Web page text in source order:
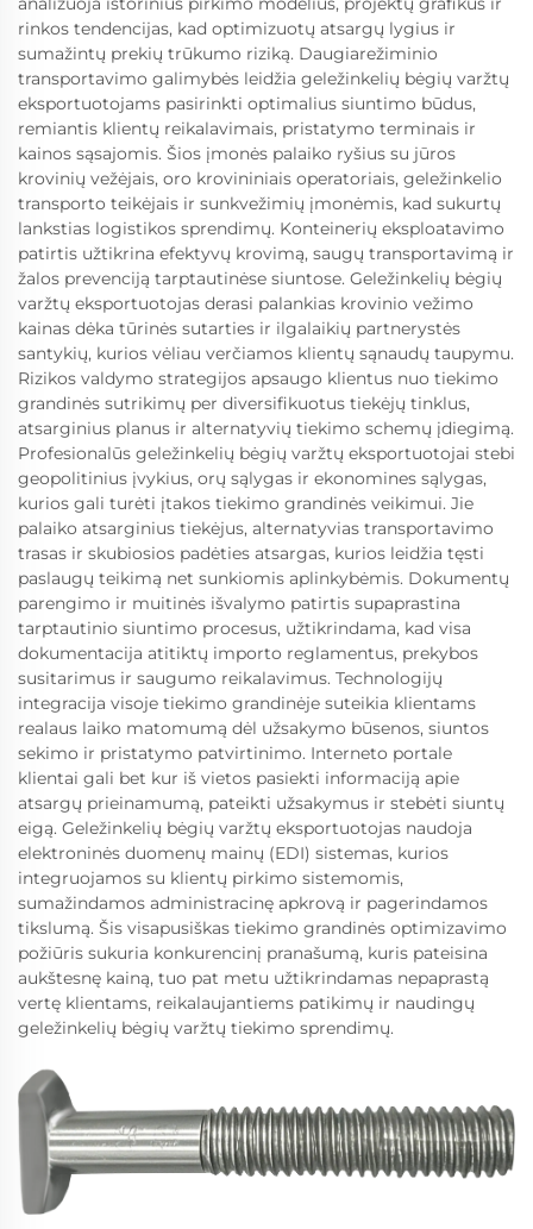
rinkos tendencijas, kad optimizuotų atsargų lygius ir
sumažintų prekių trūkumo riziką. Daugiarežiminio
transportavimo galimybės leidžia geležinkelių bėgių varžtų
eksportuotojams pasirinkti optimalius siuntimo būdus,
remiantis klientų reikalavimais, pristatymo terminais ir
kainos sąsajomis. Šios įmonės palaiko ryšius su jūros
krovinių vežėjais, oro krovininiais operatoriais, geležinkelio
transporto teikėjais ir sunkvežimių įmonėmis, kad sukurtų
lankstias logistikos sprendimų. Konteinerių eksploatavimo
patirtis užtikrina efektyvų krovimą, saugų transportavimą ir
žalos prevenciją tarptautinėse siuntose. Geležinkelių bėgių
varžtų eksportuotojas derasi palankias krovinio vežimo
kainas dėka tūrinės sutarties ir ilgalaikių partnerystės
santykių, kurios vėliau verčiamos klientų sąnaudų taupymu.
Rizikos valdymo strategijos apsaugo klientus nuo tiekimo
grandinės sutrikimų per diversifikuotus tiekėjų tinklus,
atsarginius planus ir alternatyvių tiekimo schemų įdiegimą.
Profesionalūs geležinkelių bėgių varžtų eksportuotojai stebi
geopolitinius įvykius, orų sąlygas ir ekonomines sąlygas,
kurios gali turėti įtakos tiekimo grandinės veikimui. Jie
palaiko atsarginius tiekėjus, alternatyvias transportavimo
trasas ir skubiosios padėties atsargas, kurios leidžia tęsti
paslaugų teikimą net sunkiomis aplinkybėmis. Dokumentų
parengimo ir muitinės išvalymo patirtis supaprastina
tarptautinio siuntimo procesus, užtikrindama, kad visa
dokumentacija atitiktų importo reglamentus, prekybos
susitarimus ir saugumo reikalavimus. Technologijų
integracija visoje tiekimo grandinėje suteikia klientams
realaus laiko matomumą dėl užsakymo būsenos, siuntos
sekimo ir pristatymo patvirtinimo. Interneto portale
klientai gali bet kur iš vietos pasiekti informaciją apie
atsargų prieinamumą, pateikti užsakymus ir stebėti siuntų
eigą. Geležinkelių bėgių varžtų eksportuotojas naudoja
elektroninės duomenų mainų (EDI) sistemas, kurios
integruojamos su klientų pirkimo sistemomis,
sumažindamos administracinę apkrovą ir pagerindamos
tikslumą. Šis visapusiškas tiekimo grandinės optimizavimo
požiūris sukuria konkurencinį pranašumą, kuris pateisina
aukštesnę kainą, tuo pat metu užtikrindamas nepaprastą
vertę klientams, reikalaujantiems patikimų ir naudingų
geležinkelių bėgių varžtų tiekimo sprendimų.